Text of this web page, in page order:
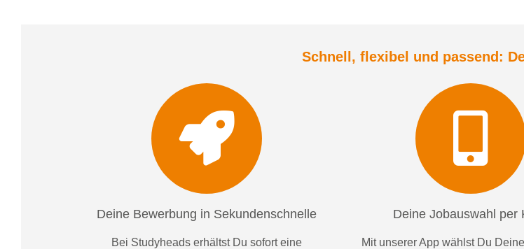
Schnell, flexibel und passend:
Deine Bewerbung in Sekundenschnelle
Bei Studyheads erhältst Du sofort eine
Deine Jobauswahl per
Mit unserer App wählst Du